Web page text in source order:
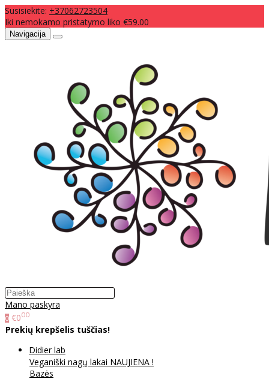
Susisiekite: +37062723504
Iki nemokamo pristatymo liko €59.00
Navigacija
Mano paskyra
0 €000
Prekių krepšelis tuščias!
Didier lab
Veganiški nagų lakai NAUJIENA !
Bazės